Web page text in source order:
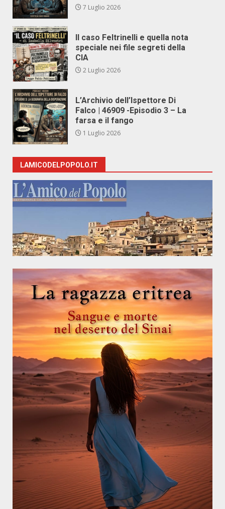
7 Luglio 2026
Il caso Feltrinelli e quella nota
speciale nei file segreti della
CIA
2 Luglio 2026
L’Archivio dell’Ispettore Di
Falco | 46909 -Episodio 3 – La
farsa e il fango
1 Luglio 2026
LAMICODELPOPOLO.IT